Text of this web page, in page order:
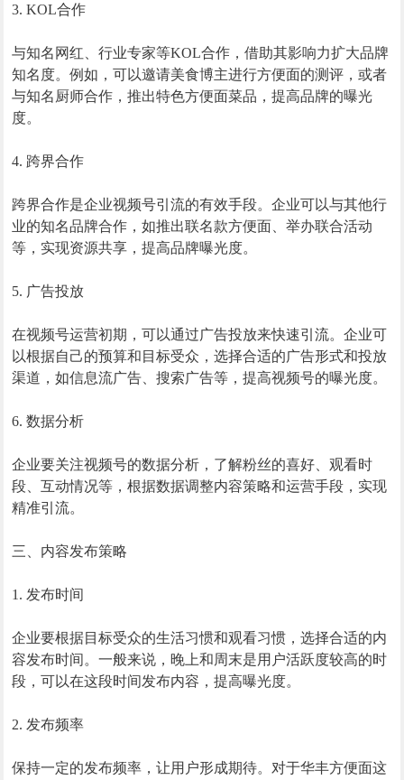
3. KOL合作
与知名网红、行业专家等KOL合作，借助其影响力扩大品牌
知名度。例如，可以邀请美食博主进行方便面的测评，或者
与知名厨师合作，推出特色方便面菜品，提高品牌的曝光
度。
4. 跨界合作
跨界合作是企业视频号引流的有效手段。企业可以与其他行
业的知名品牌合作，如推出联名款方便面、举办联合活动
等，实现资源共享，提高品牌曝光度。
5. 广告投放
在视频号运营初期，可以通过广告投放来快速引流。企业可
以根据自己的预算和目标受众，选择合适的广告形式和投放
渠道，如信息流广告、搜索广告等，提高视频号的曝光度。
6. 数据分析
企业要关注视频号的数据分析，了解粉丝的喜好、观看时
段、互动情况等，根据数据调整内容策略和运营手段，实现
精准引流。
三、内容发布策略
1. 发布时间
企业要根据目标受众的生活习惯和观看习惯，选择合适的内
容发布时间。一般来说，晚上和周末是用户活跃度较高的时
段，可以在这段时间发布内容，提高曝光度。
2. 发布频率
保持一定的发布频率，让用户形成期待。对于华丰方便面这